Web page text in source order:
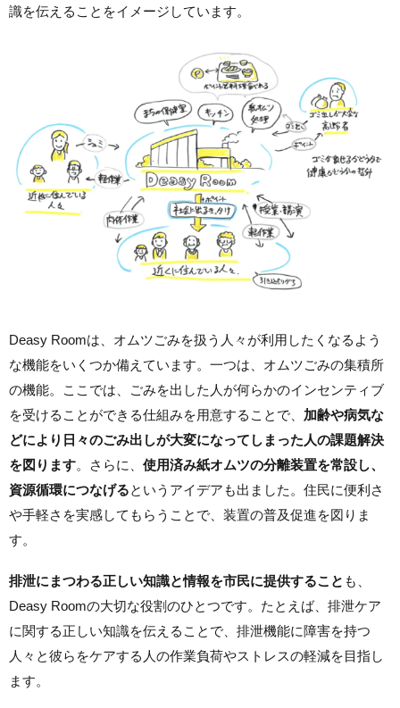
識を伝えることをイメージしています。
Deasy Roomは、オムツごみを扱う人々が利用したくなるよう
な機能をいくつか備えています。一つは、オムツごみの集積所
の機能。ここでは、ごみを出した人が何らかのインセンティブ
を受けることができる仕組みを用意することで、 加齢や病気な
どにより日々のごみ出しが大変になってしまった人の課題解決
を図ります。さらに、 使用済み紙オムツの分離装置を常設し、
資源循環につなげるというアイデアも出ました。住民に便利さ
や手軽さを実感してもらうことで、装置の普及促進を図りま
す。
排泄にまつわる正しい知識と情報を市民に提供すること も、
Deasy Roomの大切な役割のひとつです。たとえば、排泄ケア
に関する正しい知識を伝えることで、排泄機能に障害を持つ
人々と彼らをケアする人の作業負荷やストレスの軽減を目指し
ます。